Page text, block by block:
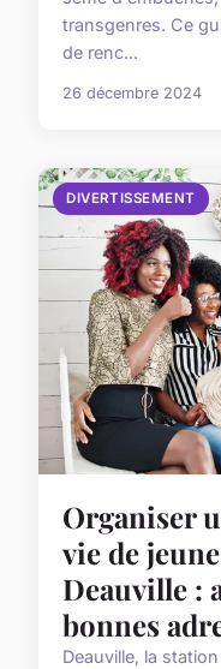
transgenres. Ce
de renc...
26 décembre 2024
DIVERTISSEMENT
Organiser
vie de
Deauville :
bonnes
Deauville, la